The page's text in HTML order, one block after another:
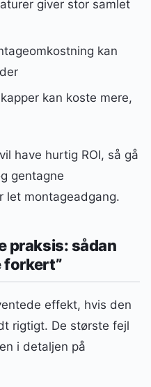
giver stor samlet
kan
kan koste mere,
have hurtig ROI, så gå
gentagne
let montageadgang.
praksis: sådan
forkert”
effekt, hvis den
rigtigt. De største fejl
i detaljen på